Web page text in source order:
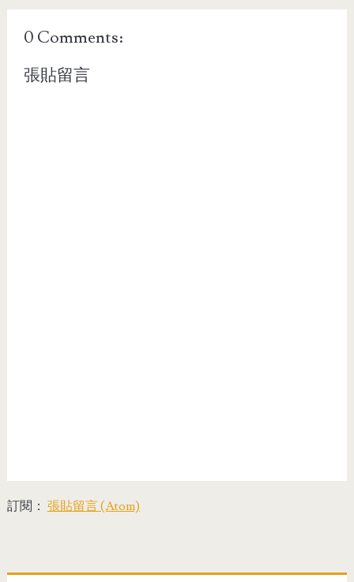
0 Comments:
張貼留言
訂閱： 張貼留言 (Atom)